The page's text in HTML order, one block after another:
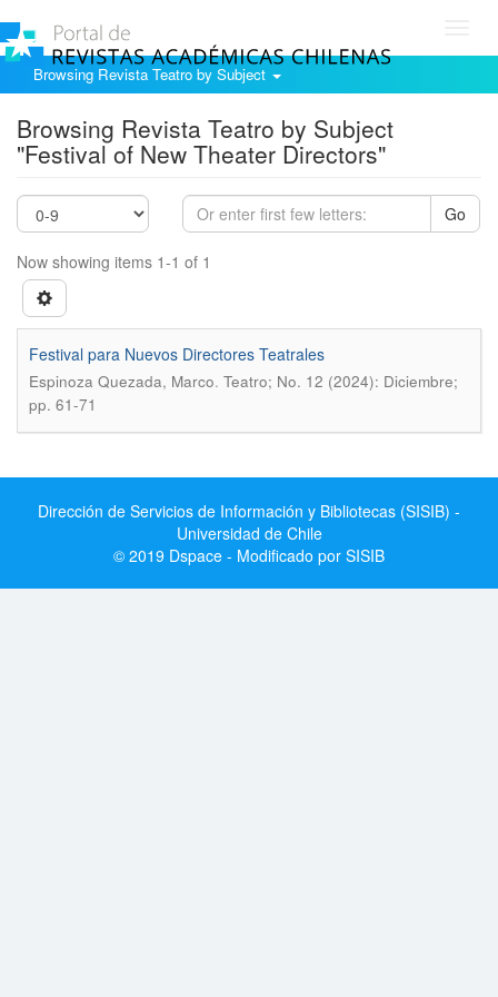
Browsing Revista Teatro by Subject
Browsing Revista Teatro by Subject
"Festival of New Theater Directors"
Go
Now showing items 1-1 of 1
Festival para Nuevos Directores Teatrales
Espinoza Quezada, Marco. Teatro; No. 12 (2024): Diciembre;
pp. 61-71
Dirección de Servicios de Información y Bibliotecas (SISIB) -
Universidad de Chile
© 2019 Dspace - Modificado por SISIB